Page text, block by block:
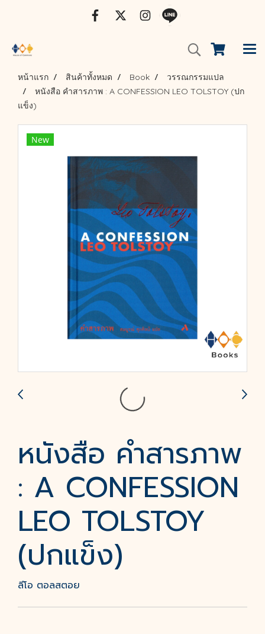
หน้าแรก สินค้าทั้งหมด Book
วรรณกรรมแปล
หนังสือ คำสารภาพ : A CONFESSION LEO TOLSTOY (ปก
แข็ง)
New
หนังสือ คำสารภาพ
: A CONFESSION
LEO TOLSTOY
(ปกแข็ง)
ลีโอ ตอลสตอย